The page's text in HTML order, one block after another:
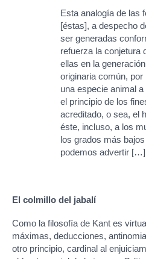
Esta analogía de las
[éstas], a despecho
ser generadas
refuerza la conjetura
ellas en la
originaria común,
una especie animal
el principio de los
acreditado, o sea, el
éste, incluso, a los
los grados más
podemos advertir
El colmillo del jabalí
Como la filosofía de Kant es
máximas, deducciones,
otro principio, cardinal al